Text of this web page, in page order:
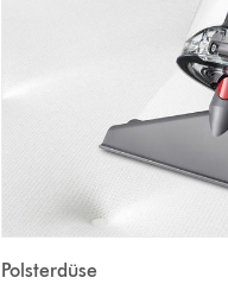
Polsterdüse